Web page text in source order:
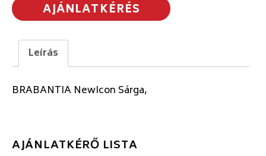
AJÁNLATKÉRÉS
Leírás
BRABANTIA NewIcon Sárga,
AJÁNLATKÉRŐ LISTA